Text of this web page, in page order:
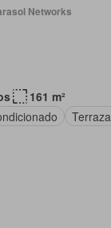
Networks
161 m²
Terraza